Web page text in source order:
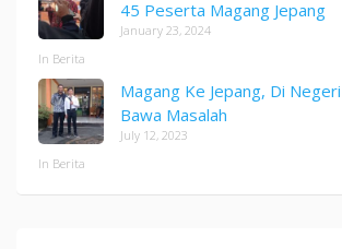
45 Peserta Magang Jepang
January 23, 2024
In Berita
Magang Ke Jepang, Di
Bawa Masalah
July 12, 2023
In Berita